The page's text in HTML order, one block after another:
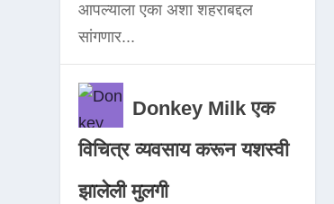
आपल्याला एका अशा शहराबद्दल
सांगणार...
Donkey Milk एक
विचित्र व्यवसाय करून यशस्वी
झालेली मुलगी